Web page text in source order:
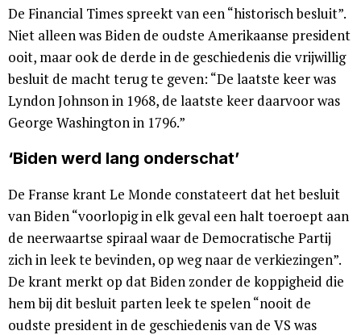
De Financial Times spreekt van een “historisch besluit”.
Niet alleen was Biden de oudste Amerikaanse president
ooit, maar ook de derde in de geschiedenis die vrijwillig
besluit de macht terug te geven: “De laatste keer was
Lyndon Johnson in 1968, de laatste keer daarvoor was
George Washington in 1796.”
‘Biden werd lang onderschat’
De Franse krant Le Monde constateert dat het besluit
van Biden “voorlopig in elk geval een halt toeroept aan
de neerwaartse spiraal waar de Democratische Partij
zich in leek te bevinden, op weg naar de verkiezingen”.
De krant merkt op dat Biden zonder de koppigheid die
hem bij dit besluit parten leek te spelen “nooit de
oudste president in de geschiedenis van de VS was